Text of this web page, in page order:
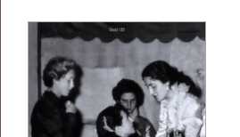
era:
€23,00.
è:
€21,85.